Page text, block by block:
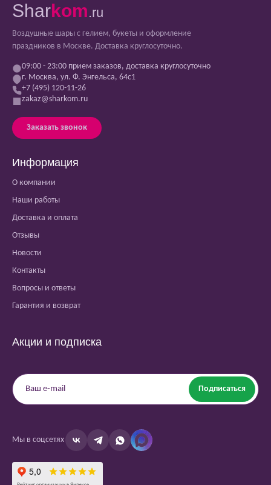
Sharkom.ru
Воздушные шары с гелием, букеты и оформление
праздников в Москве. Доставка круглосуточно.
09:00 - 23:00 прием заказов, доставка круглосуточно
г. Москва, ул. Ф. Энгельса, 64с1
+7 (495) 120-11-26
zakaz@sharkom.ru
Заказать звонок
Информация
О компании
Наши работы
Доставка и оплата
Отзывы
Новости
Контакты
Вопросы и ответы
Гарантия и возврат
Акции и подписка
Подписаться
Мы в соцсетях